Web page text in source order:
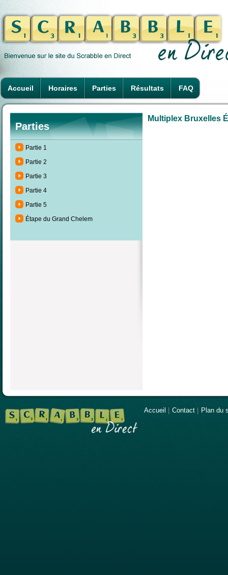
Accueil Horaires Parties Résultats FAQ
Parties
Partie 1
Partie 2
Partie 3
Partie 4
Partie 5
Étape du Grand Chelem
Multiplex Bruxelles
Accueil Contact Plan du